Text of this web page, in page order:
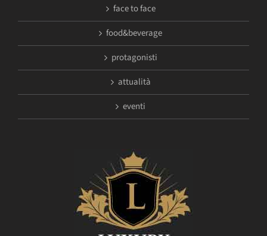
face to face
food&beverage
protagonisti
attualità
eventi